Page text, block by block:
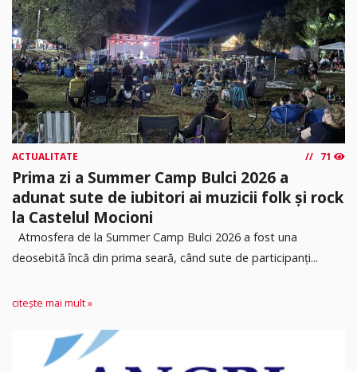
ACTUALITATE 71
Prima zi a Summer Camp Bulci 2026 a
adunat sute de iubitori ai muzicii folk și rock
la Castelul Mocioni
Atmosfera de la Summer Camp Bulci 2026 a fost una
deosebită încă din prima seară, când sute de participanți...
citește mai mult »